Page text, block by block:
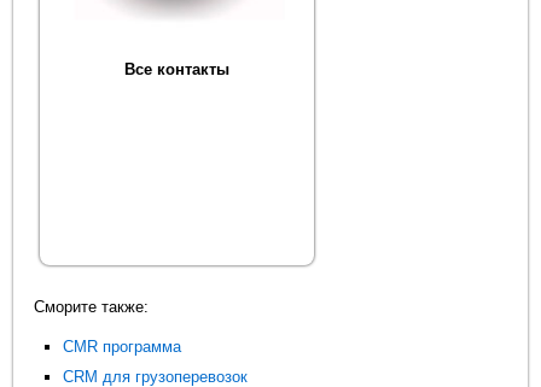
Все контакты
Сморите также:
CMR программа
CRM для грузоперевозок